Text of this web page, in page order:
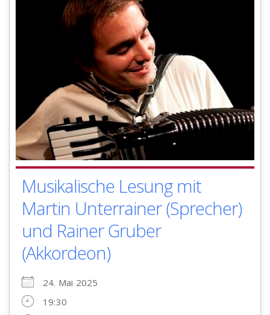
Musikalische Lesung mit
Martin Unterrainer (Sprecher)
und Rainer Gruber
(Akkordeon)
24. Mai 2025
19:30